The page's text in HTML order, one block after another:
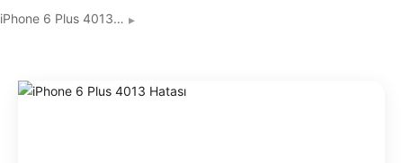
iPhone 6 Plus 4013…